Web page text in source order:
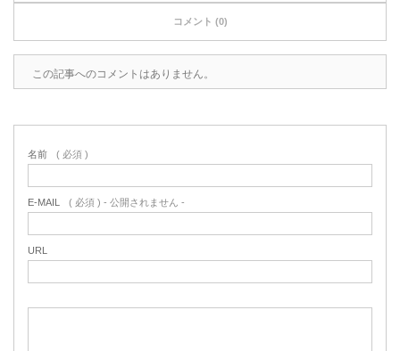
コメント (0)
この記事へのコメントはありません。
名前 ( 必須 )
E-MAIL ( 必須 ) - 公開されません -
URL